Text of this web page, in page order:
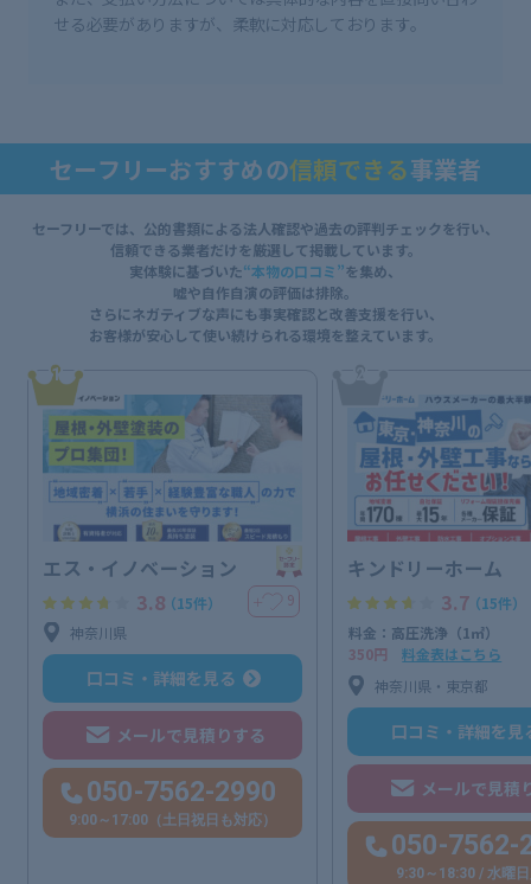
せる必要がありますが、柔軟に対応しております。
セーフリーおすすめの信頼できる事業者
セーフリーでは、公的書類による法人確認や過去の評判チェックを行い、
信頼できる業者だけを厳選して掲載しています。
実体験に基づいた“本物の口コミ”を集め、
嘘や自作自演の評価は排除。
さらにネガティブな声にも事実確認と改善支援を行い、
お客様が安心して使い続けられる環境を整えています。
1
エス・イノベーション
3.8（15件） ＋
9
神奈川県
口コミ・詳細を見る
メールで見積りする
050-7562-2990
9:00～17:00（土日祝日も対応）
キンドリーホーム
3.7（15件）
料金：高圧洗浄（1㎡）
350円
料金表はこちら
神奈川県・東京都
口コミ・詳細を見
メールで見積
050-7562-
9:30～18:30 / 水曜